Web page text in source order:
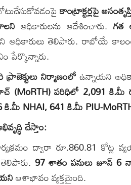
చోటుచేసుకోవడంపైకాంట్రాక్టర్లపై
అధికారులను ఆదేశించారు. గత
అధికారులు తెలిపారు. రాబోయే
పేర్కొన్నారు.
నిర్మాణంలోఉన్నాయని
(MoRTH) పరిధిలో 2,091 కి.మీ
NHAI, 641 కి.మీ PIU-
చేస్తాం:
ద్వారా రూ.860.81 కోట్ల
97 శాతం పనులు జూన్ 6
ఆశాభావం వ్యక్తమైంది.